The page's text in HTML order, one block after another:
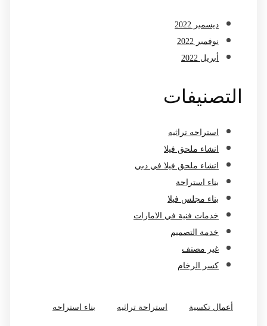
ديسمبر 2022
نوفمبر 2022
أبريل 2022
التصنيفات
استراحه تراثيه
انشاء ملحق فيلا
انشاء ملحق فيلا في دبي
بناء استراحة
بناء مجلس فيلا
خدمات فنية في الامارات
خدمة التصميم
غير مصنف
كسر الرخام
أعمال تكسية استراحة تراثيه بناء استراحه